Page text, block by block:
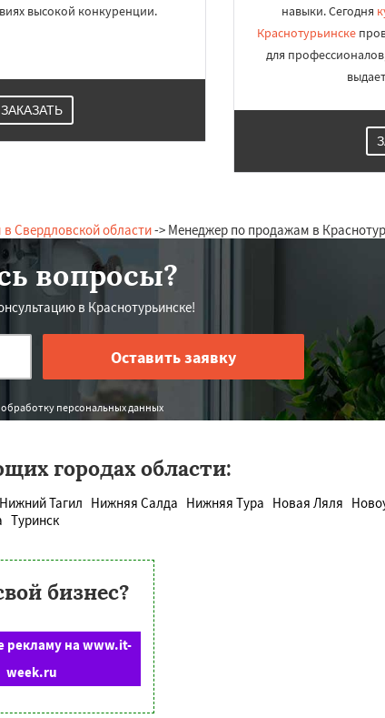
высокой конкуренции.
ЗАКАЗАТЬ
навыки. Сегодня
Краснотурьинске
для
Свердловской области-> Менеджер по продажам в
вопросы?
в Краснотурьинске!
персональных данных
городах области:
Нижний Тагил Нижняя Салда Нижняя Тура Новая Ляля
Туринск
бизнес?
рекламу на www.it-
week.ru